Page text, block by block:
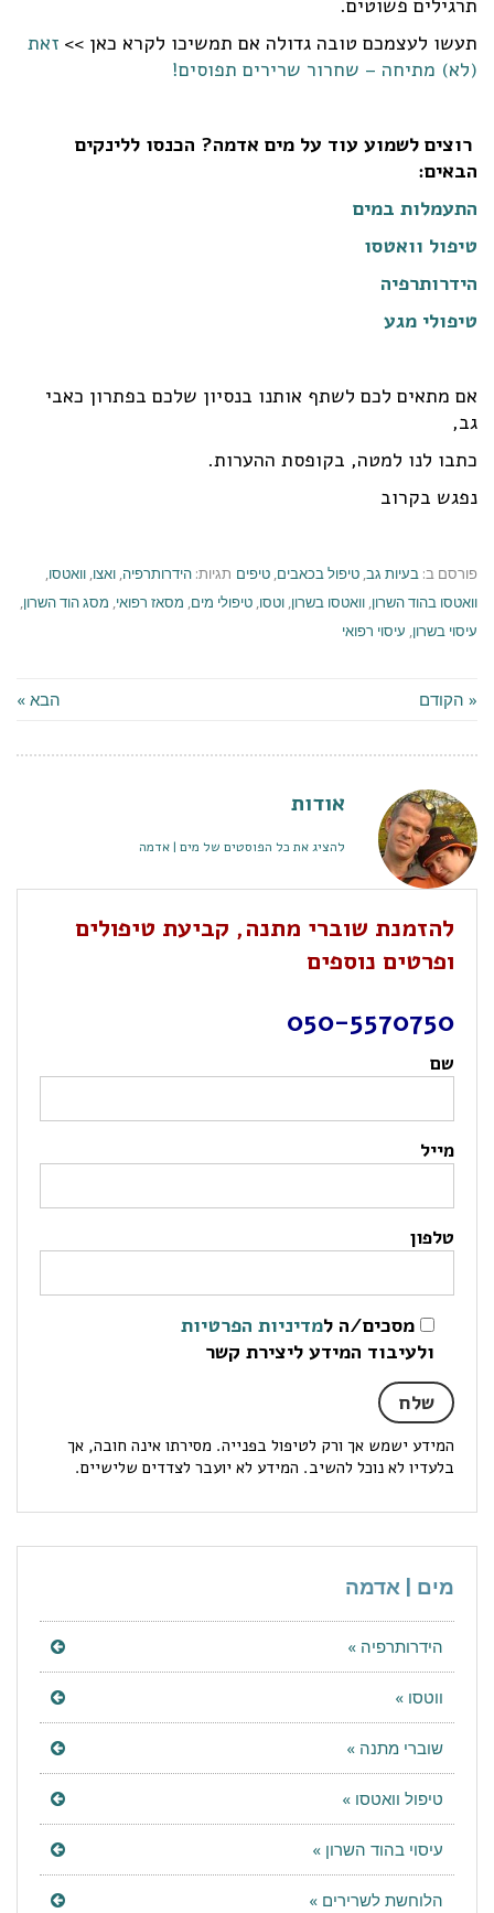
תרגילים פשוטים.
תעשו לעצמכם טובה גדולה אם תמשיכו לקרא כאן >> זאת
(לא) מתיחה – שחרור שרירים תפוסים!
רוצים לשמוע עוד על מים אדמה? הכנסו ללינקים
הבאים:
התעמלות במים
טיפול וואטסו
הידרותרפיה
טיפולי מגע
אם מתאים לכם לשתף אותנו בנסיון שלכם בפתרון כאבי
גב,
כתבו לנו למטה, בקופסת ההערות.
נפגש בקרוב
פורסם ב: בעיות גב, טיפול בכאבים, טיפים תגיות: הידרותרפיה, ואצו, וואטסו,
וואטסו בהוד השרון, וואטסו בשרון, וטסו, טיפולי מים, מסאז רפואי, מסג הוד השרון,
עיסוי בשרון, עיסוי רפואי
« הקודם הבא »
אודות
להציג את כל הפוסטים של מים | אדמה
להזמנת שוברי מתנה, קביעת טיפולים
ופרטים נוספים
050-5570750
שם
מייל
טלפון
מסכים/ה למדיניות הפרטיות
ולעיבוד המידע ליצירת קשר
המידע ישמש אך ורק לטיפול בפנייה. מסירתו אינה חובה, אך
בלעדיו לא נוכל להשיב. המידע לא יועבר לצדדים שלישיים.
מים | אדמה
הידרותרפיה »
ווטסו »
שוברי מתנה »
טיפול וואטסו »
עיסוי בהוד השרון »
הלוחשת לשרירים »